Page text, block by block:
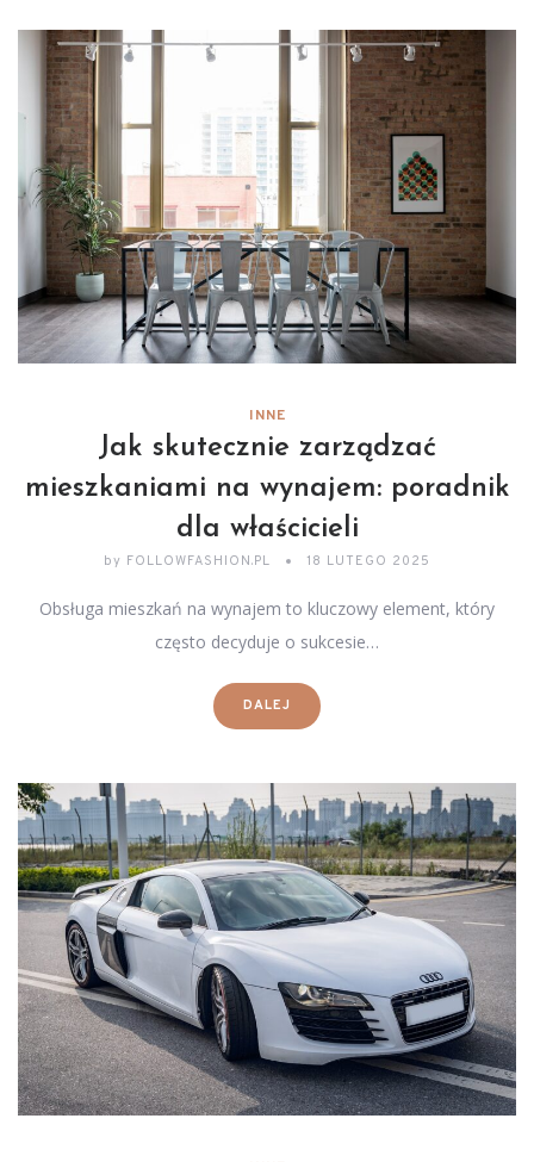
INNE
Jak skutecznie zarządzać
mieszkaniami na wynajem: poradnik
dla właścicieli
by FOLLOWFASHION.PL 18 LUTEGO 2025
Obsługa mieszkań na wynajem to kluczowy element, który
często decyduje o sukcesie…
DALEJ